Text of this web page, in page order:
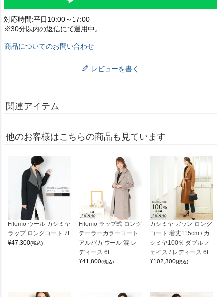
対応時間:平日10:00～17:00
※30分以内の返信にて運用中。
商品についてのお問い合わせ
レビューを書く
関連アイテム
他のお客様はこちらの商品も見ています
Filomo ウール カシミヤ
ラップ ロングコート 7F
¥47,300(税込)
Filomo ラップ式 ロング
テーラーカラーコート
アルパカ ウール 混 レ
ディース 6F
¥41,800(税込)
カシミヤ ガウン ロング
コート 着丈115cm / カ
シミヤ100％ ダブルフ
ェイス / レディース 6F
¥102,300(税込)